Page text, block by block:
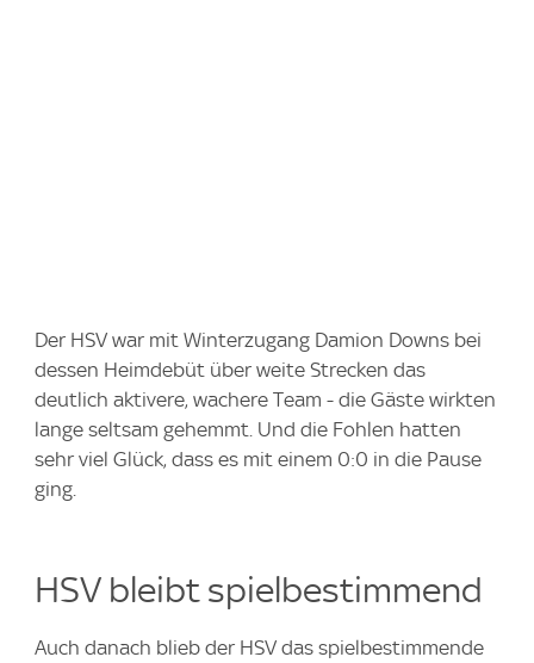
Der HSV war mit Winterzugang Damion Downs bei
dessen Heimdebüt über weite Strecken das
deutlich aktivere, wachere Team - die Gäste wirkten
lange seltsam gehemmt. Und die Fohlen hatten
sehr viel Glück, dass es mit einem 0:0 in die Pause
ging.
HSV bleibt spielbestimmend
Auch danach blieb der HSV das spielbestimmende